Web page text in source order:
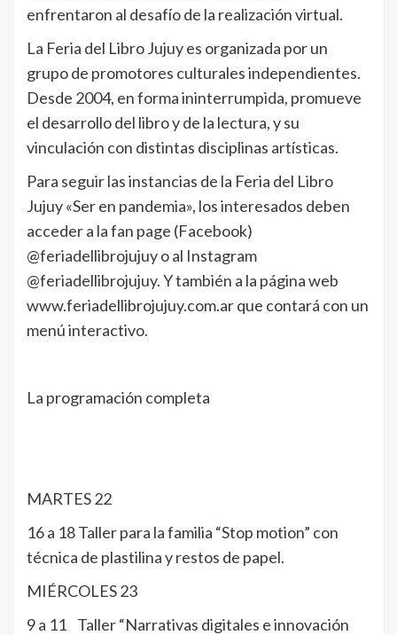
enfrentaron al desafío de la realización virtual.
La Feria del Libro Jujuy es organizada por un
grupo de promotores culturales independientes.
Desde 2004, en forma ininterrumpida, promueve
el desarrollo del libro y de la lectura, y su
vinculación con distintas disciplinas artísticas.
Para seguir las instancias de la Feria del Libro
Jujuy «Ser en pandemia», los interesados deben
acceder a la fan page (Facebook)
@feriadellibrojujuy o al Instagram
@feriadellibrojujuy. Y también a la página web
www.feriadellibrojujuy.com.ar que contará con un
menú interactivo.
La programación completa
MARTES 22
16 a 18 Taller para la familia “Stop motion” con
técnica de plastilina y restos de papel.
MIÉRCOLES 23
9 a 11 Taller “Narrativas digitales e innovación